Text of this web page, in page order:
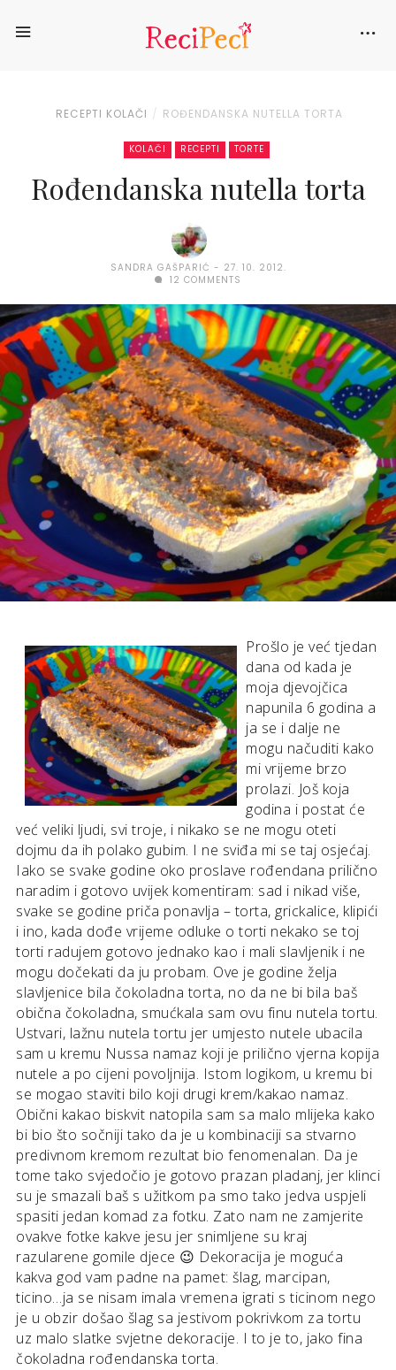
RECEPTI KOLAČI ROĐENDANSKA NUTELLA TORTA
KOLAČI RECEPTI TORTE
Rođendanska nutella torta
SANDRA GAŠPARIĆ
27. 10. 2012.
12 COMMENTS
Prošlo je već tjedan
dana od kada je
moja djevojčica
napunila 6 godina a
ja se i dalje ne
mogu načuditi kako
mi vrijeme brzo
prolazi. Još koja
godina i postat će
već veliki ljudi, svi troje, i nikako se ne mogu oteti
dojmu da ih polako gubim. I ne sviđa mi se taj osjećaj.
Iako se svake godine oko proslave rođendana prilično
naradim i gotovo uvijek komentiram: sad i nikad više,
svake se godine priča ponavlja – torta, grickalice, klipići
i ino, kada dođe vrijeme odluke o torti nekako se toj
torti radujem gotovo jednako kao i mali slavljenik i ne
mogu dočekati da ju probam. Ove je godine želja
slavljenice bila čokoladna torta, no da ne bi bila baš
obična čokoladna, smućkala sam ovu finu nutela tortu.
Ustvari, lažnu nutela tortu jer umjesto nutele ubacila
sam u kremu Nussa namaz koji je prilično vjerna kopija
nutele a po cijeni povoljnija. Istom logikom, u kremu bi
se mogao staviti bilo koji drugi krem/kakao namaz.
Obični kakao biskvit natopila sam sa malo mlijeka kako
bi bio što sočniji tako da je u kombinaciji sa stvarno
predivnom kremom rezultat bio fenomenalan. Da je
tome tako svjedočio je gotovo prazan pladanj, jer klinci
su je smazali baš s užitkom pa smo tako jedva uspjeli
spasiti jedan komad za fotku. Zato nam ne zamjerite
ovakve fotke kakve jesu jer snimljene su kraj
razularene gomile djece 😉 Dekoracija je moguća
kakva god vam padne na pamet: šlag, marcipan,
ticino…ja se nisam imala vremena igrati s ticinom nego
je u obzir došao šlag sa jestivom pokrivkom za tortu
uz malo slatke svjetne dekoracije. I to je to, jako fina
čokoladna rođendanska torta.